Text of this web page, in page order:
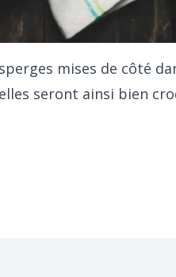
mises de côté
seront ainsi bien